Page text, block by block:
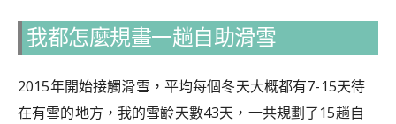
我都怎麼規畫一趟自助滑雪
2015年開始接觸滑雪，平均每個冬天大概都有7-15天待
在有雪的地方，我的雪齡天數43天，一共規劃了15趟自